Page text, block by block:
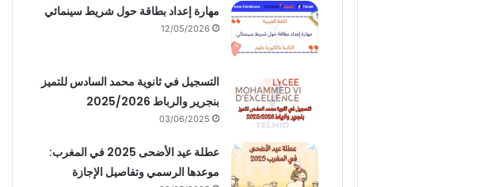
مهارة إعداد بطاقة حول شريط سينمائي
12/05/2026
التسجيل في ثانوية محمد السادس للتميز
بنجرير والرباط 2025/2026
03/06/2025
عطلة عيد الأضحى 2025 في المغرب:
موعدها الرسمي وتفاصيل الإجازة